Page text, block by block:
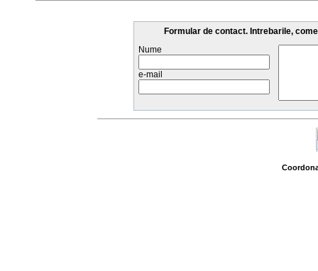
Formular de contact. Intrebarile,
Nume
e-mail